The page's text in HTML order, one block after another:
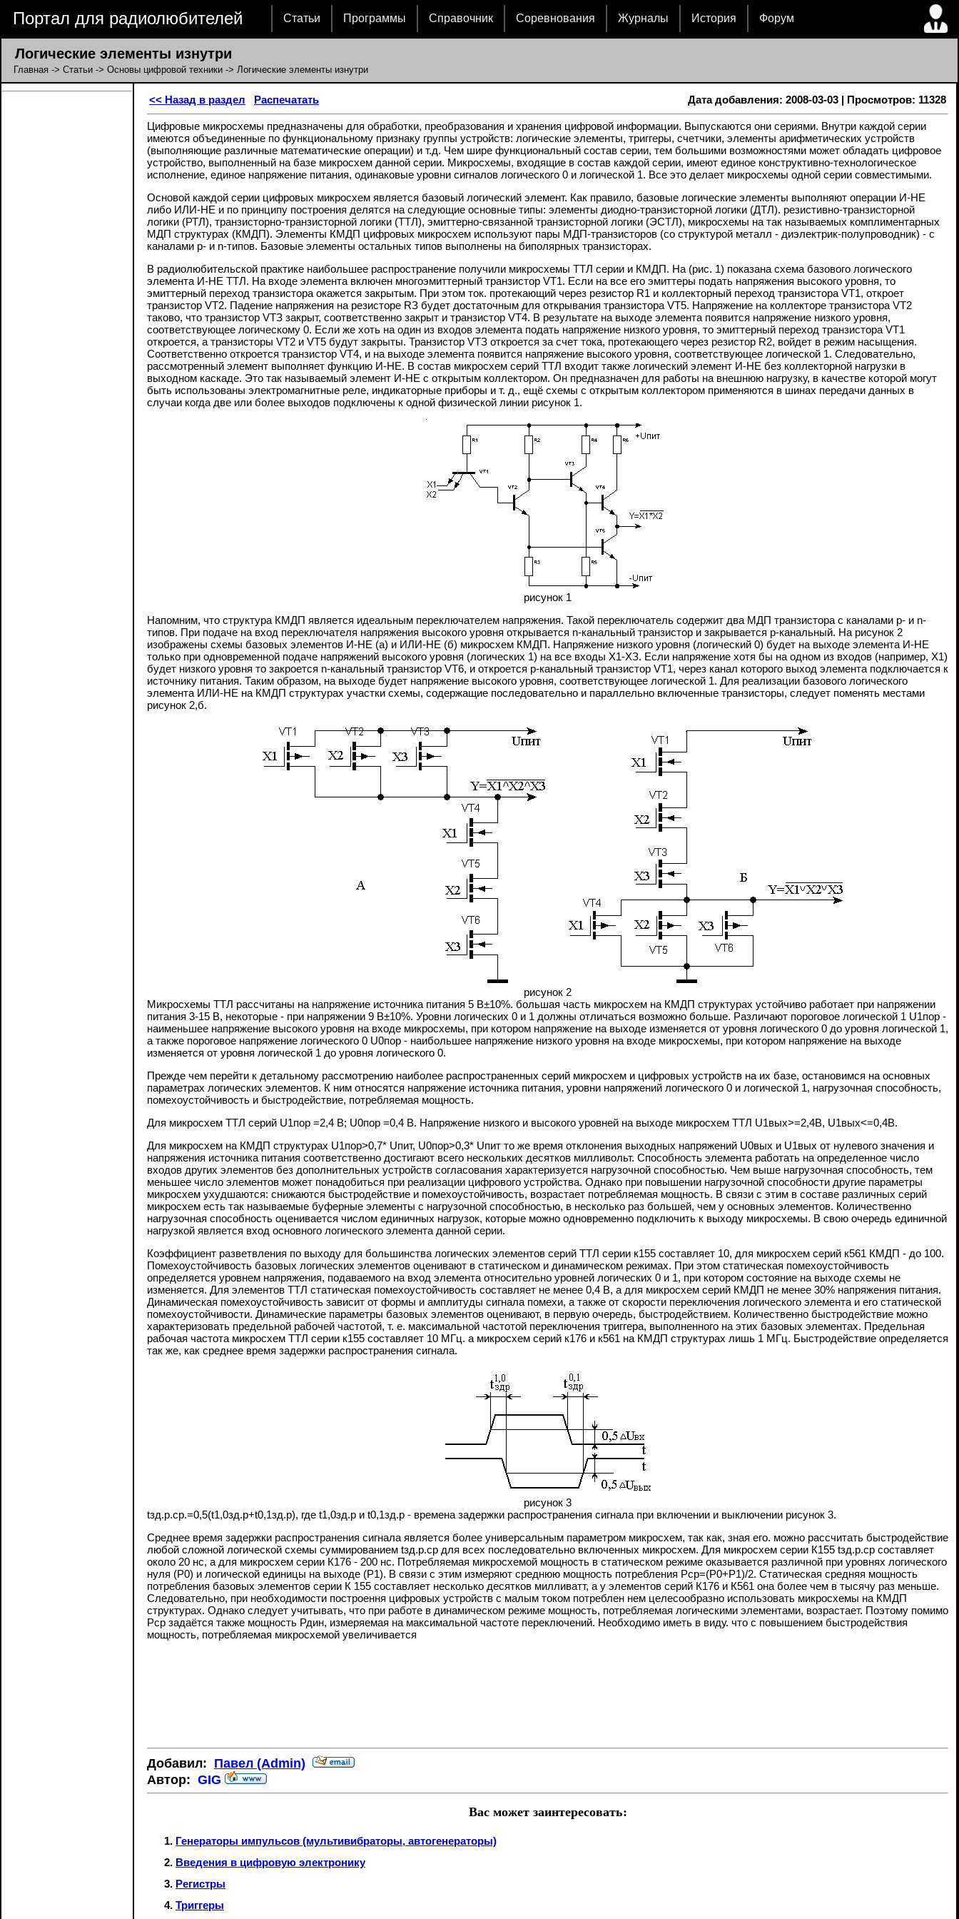
Портал для радиолюбителей Статьи Программы Справочник Соревнования Журналы История Форум
Логические элементы изнутри
Главная -> Статьи -> Основы цифровой техники -> Логические элементы изнутри
<< Назад в раздел Распечатать Дата добавления: 2008-03-03 | Просмотров: 11328
Цифровые микросхемы предназначены для обработки, преобразования и хранения цифровой информации. Выпускаются они сериями. Внутри каждой серии
имеются объединенные по функциональному признаку группы устройств: логические элементы, триггеры, счетчики, элементы арифметических устройств
(выполняющие различные математические операции) и т.д. Чем шире функциональный состав серии, тем большими возможностями может обладать цифровое
устройство, выполненный на базе микросхем данной серии. Микросхемы, входящие в состав каждой серии, имеют единое конструктивно-технологическое
исполнение, единое напряжение питания, одинаковые уровни сигналов логического 0 и логической 1. Все это делает микросхемы одной серии совместимыми.
Основой каждой серии цифровых микросхем является базовый логический элемент. Как правило, базовые логические элементы выполняют операции И-НЕ
либо ИЛИ-НЕ и по принципу построения делятся на следующие основные типы: элементы диодно-транзисторной логики (ДТЛ). резистивно-транзисторной
логики (РТЛ), транзисторно-транзисторной логики (ТТЛ), эмиттерно-связанной транзисторной логики (ЭСТЛ), микросхемы на так называемых комплиментарных
МДП структурах (КМДП). Элементы КМДП цифровых микросхем используют пары МДП-транзисторов (со структурой металл - диэлектрик-полупроводник) - с
каналами p- и n-типов. Базовые элементы остальных типов выполнены на биполярных транзисторах.
В радиолюбительской практике наибольшее распространение получили микросхемы ТТЛ серии и КМДП. На (рис. 1) показана схема базового логического
элемента И-НЕ ТТЛ. На входе элемента включен многоэмиттерный транзистор VТ1. Если на все его эмиттеры подать напряжения высокого уровня, то
эмиттерный переход транзистора окажется закрытым. При этом ток. протекающий через резистор R1 и коллекторный переход транзистора VТ1, откроет
транзистор VТ2. Падение напряжения на резисторе RЗ будет достаточным для открывания транзистора VТ5. Напряжение на коллекторе транзистора VТ2
таково, что транзистор VТЗ закрыт, соответственно закрыт и транзистор VТ4. В результате на выходе элемента появится напряжение низкого уровня,
соответствующее логическому 0. Если же хоть на один из входов элемента подать напряжение низкого уровня, то эмиттерный переход транзистора VТ1
откроется, а транзисторы VТ2 и VТ5 будут закрыты. Транзистор VТЗ откроется за счет тока, протекающего через резистор R2, войдет в режим насыщения.
Соответственно откроется транзистор VТ4, и на выходе элемента появится напряжение высокого уровня, соответствующее логической 1. Следовательно,
рассмотренный элемент выполняет функцию И-НЕ. В состав микросхем серий ТТЛ входит также логический элемент И-НЕ без коллекторной нагрузки в
выходном каскаде. Это так называемый элемент И-НЕ с открытым коллектором. Он предназначен для работы на внешнюю нагрузку, в качестве которой могут
быть использованы электромагнитные реле, индикаторные приборы и т. д., ещё схемы с открытым коллектором применяются в шинах передачи данных в
случаи когда две или более выходов подключены к одной физической линии рисунок 1.
рисунок 1
Напомним, что структура КМДП является идеальным переключателем напряжения. Такой переключатель содержит два МДП транзистора с каналами p- и n-
типов. При подаче на вход переключателя напряжения высокого уровня открывается n-канальный транзистор и закрывается p-канальный. На рисунок 2
изображены схемы базовых элементов И-НЕ (а) и ИЛИ-НЕ (б) микросхем КМДП. Напряжение низкого уровня (логический 0) будет на выходе элемента И-НЕ
только при одновременной подаче напряжений высокого уровня (логических 1) на все входы X1-ХЗ. Если напряжение хотя бы на одном из входов (например, X1)
будет низкого уровня то закроется n-канальный транзистор VТ6, и откроется p-канальный транзистор VТ1, через канал которого выход элемента подключается к
источнику питания. Таким образом, на выходе будет напряжение высокого уровня, соответствующее логической 1. Для реализации базового логического
элемента ИЛИ-НЕ на КМДП структурах участки схемы, содержащие последовательно и параллельно включенные транзисторы, следует поменять местами
рисунок 2,б.
рисунок 2
Микросхемы ТТЛ рассчитаны на напряжение источника питания 5 В±10%. большая часть микросхем на КМДП структурах устойчиво работает при напряжении
питания 3-15 В, некоторые - при напряжении 9 В±10%. Уровни логических 0 и 1 должны отличаться возможно больше. Различают пороговое логической 1 U1пор -
наименьшее напряжение высокого уровня на входе микросхемы, при котором напряжение на выходе изменяется от уровня логического 0 до уровня логической 1,
а также пороговое напряжение логического 0 U0пор - наибольшее напряжение низкого уровня на входе микросхемы, при котором напряжение на выходе
изменяется от уровня логической 1 до уровня логического 0.
Прежде чем перейти к детальному рассмотрению наиболее распространенных серий микросхем и цифровых устройств на их базе, остановимся на основных
параметрах логических элементов. К ним относятся напряжение источника питания, уровни напряжений логического 0 и логической 1, нагрузочная способность,
помехоустойчивость и быстродействие, потребляемая мощность.
Для микросхем ТТЛ серий U1пор =2,4 В; U0пор =0,4 В. Напряжение низкого и высокого уровней на выходе микросхем ТТЛ U1вых>=2,4В, U1вых<=0,4В.
Для микросхем на КМДП структурах U1пор>0,7* Uпит, U0пор>0,3* Uпит то же время отклонения выходных напряжений U0вых и U1вых от нулевого значения и
напряжения источника питания соответственно достигают всего нескольких десятков милливольт. Способность элемента работать на определенное число
входов других элементов без дополнительных устройств согласования характеризуется нагрузочной способностью. Чем выше нагрузочная способность, тем
меньшее число элементов может понадобиться при реализации цифрового устройства. Однако при повышении нагрузочной способности другие параметры
микросхем ухудшаются: снижаются быстродействие и помехоустойчивость, возрастает потребляемая мощность. В связи с этим в составе различных серий
микросхем есть так называемые буферные элементы с нагрузочной способностью, в несколько раз большей, чем у основных элементов. Количественно
нагрузочная способность оценивается числом единичных нагрузок, которые можно одновременно подключить к выходу микросхемы. В свою очередь единичной
нагрузкой является вход основного логического элемента данной серии.
Коэффициент разветвления по выходу для большинства логических элементов серий ТТЛ серии к155 составляет 10, для микросхем серий к561 КМДП - до 100.
Помехоустойчивость базовых логических элементов оценивают в статическом и динамическом режимах. При этом статическая помехоустойчивость
определяется уровнем напряжения, подаваемого на вход элемента относительно уровней логических 0 и 1, при котором состояние на выходе схемы не
изменяется. Для элементов ТТЛ статическая помехоустойчивость составляет не менее 0,4 В, а для микросхем серий КМДП не менее 30% напряжения питания.
Динамическая помехоустойчивость зависит от формы и амплитуды сигнала помехи, а также от скорости переключения логического элемента и его статической
помехоустойчивости. Динамические параметры базовых элементов оценивают, в первую очередь, быстродействием. Количественно быстродействие можно
характеризовать предельной рабочей частотой, т. е. максимальной частотой переключения триггера, выполненного на этих базовых элементах. Предельная
рабочая частота микросхем ТТЛ серии к155 составляет 10 МГц. а микросхем серий к176 и к561 на КМДП структурах лишь 1 МГц. Быстродействие определяется
так же, как среднее время задержки распространения сигнала.
рисунок 3
tзд.р.ср.=0,5(t1,0зд.р+t0,1зд.р), где t1,0зд.р и t0,1зд.р - времена задержки распространения сигнала при включении и выключении рисунок 3.
Среднее время задержки распространения сигнала является более универсальным параметром микросхем, так как, зная его. можно рассчитать быстродействие
любой сложной логической схемы суммированием tзд.р.ср для всех последовательно включенных микросхем. Для микросхем серии К155 tзд.р.ср составляет
около 20 нс, а для микросхем серии К176 - 200 нс. Потребляемая микросхемой мощность в статическом режиме оказывается различной при уровнях логического
нуля (Р0) и логической единицы на выходе (Р1). В связи с этим измеряют среднюю мощность потребления Рср=(Р0+Р1)/2. Статическая средняя мощность
потребления базовых элементов серии К 155 составляет несколько десятков милливатт, а у элементов серий К176 и К561 она более чем в тысячу раз меньше.
Следовательно, при необходимости построення цифровых устройств с малым током потреблен нем целесообразно использовать микросхемы на КМДП
структурах. Однако следует учитывать, что при работе в динамическом режиме мощность, потребляемая логическими элементами, возрастает. Поэтому помимо
Рср задаётся также мощность Рдин, измеряемая на максимальной частоте переключений. Необходимо иметь в виду. что с повышением быстродействия
мощность, потребляемая микросхемой увеличивается
Добавил: Павел (Admin)
Автор: GIG
Вас может заинтересовать:
Генераторы импульсов (мультивибраторы, автогенераторы)
Введения в цифровую электронику
Регистры
Триггеры